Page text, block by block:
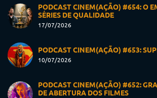
PODCAST CINEM(AÇÃO) #654: O
SÉRIES DE QUALIDADE
17/07/2026
PODCAST CINEM(AÇÃO) #653:
10/07/2026
PODCAST CINEM(AÇÃO) #652:
DE ABERTURA DOS FILMES